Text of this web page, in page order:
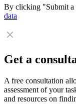
By clicking "Submit a
data
Get a
A free consultation
assessment of your
and resources on